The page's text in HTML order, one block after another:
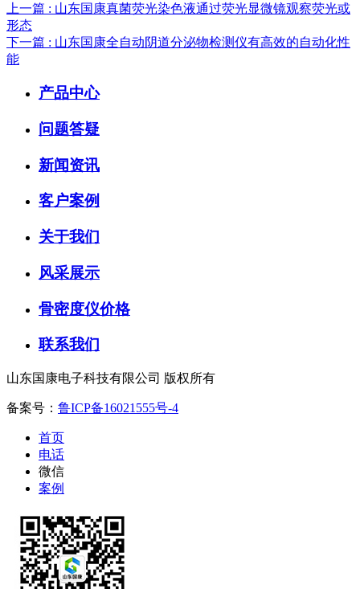
上一篇 : 山东国康真菌荧光染色液通过荧光显微镜观察荧光或
形态
下一篇 : 山东国康全自动阴道分泌物检测仪有高效的自动化性
能
产品中心
问题答疑
新闻资讯
客户案例
关于我们
风采展示
骨密度仪价格
联系我们
山东国康电子科技有限公司 版权所有
备案号： 鲁ICP备16021555号-4
首页
电话
微信
案例